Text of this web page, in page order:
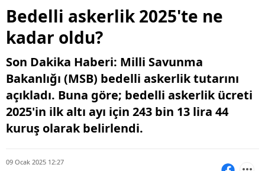
Bedelli askerlik 2025'te ne
kadar oldu?
Son Dakika Haberi: Milli Savunma
Bakanlığı (MSB) bedelli askerlik tutarını
açıkladı. Buna göre; bedelli askerlik ücreti
2025'in ilk altı ayı için 243 bin 13 lira 44
kuruş olarak belirlendi.
09 Ocak 2025 12:27